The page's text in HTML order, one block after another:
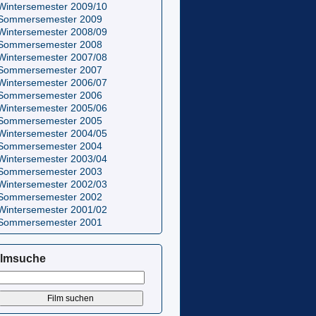
2009/10
2009
2008/09
2008
2007/08
2007
2006/07
2006
2005/06
2005
2004/05
2004
2003/04
2003
2002/03
2002
2001/02
2001